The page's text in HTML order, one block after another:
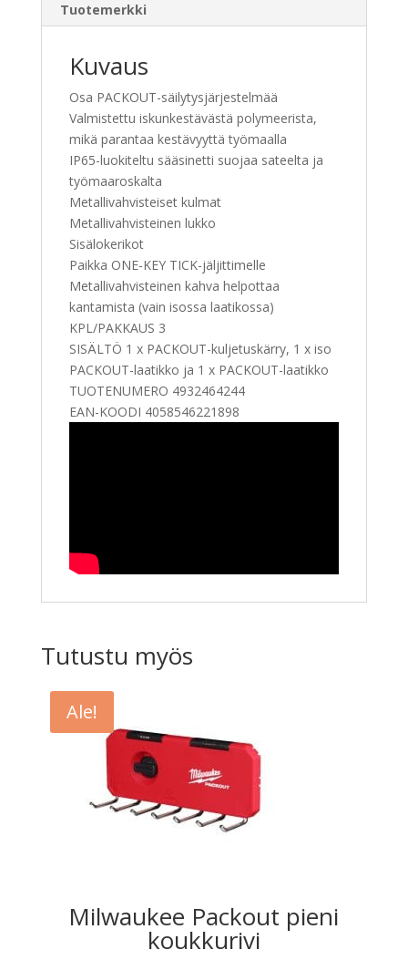
Tuotemerkki
Kuvaus
Osa PACKOUT-säilytysjärjestelmää
Valmistettu iskunkestävästä polymeerista,
mikä parantaa kestävyyttä työmaalla
IP65-luokiteltu sääsinetti suojaa sateelta ja
työmaaroskalta
Metallivahvisteiset kulmat
Metallivahvisteinen lukko
Sisälokerikot
Paikka ONE-KEY TICK-jäljittimelle
Metallivahvisteinen kahva helpottaa
kantamista (vain isossa laatikossa)
KPL/PAKKAUS 3
SISÄLTÖ 1 x PACKOUT-kuljetuskärry, 1 x iso
PACKOUT-laatikko ja 1 x PACKOUT-laatikko
TUOTENUMERO 4932464244
EAN-KOODI 4058546221898
Tutustu myös
Ale!
Milwaukee Packout pieni
koukkurivi